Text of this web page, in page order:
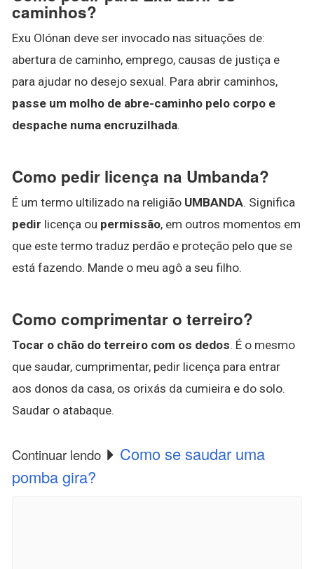
caminhos?
Exu Olónan deve ser invocado nas situações de:
abertura de caminho, emprego, causas de justiça e
para ajudar no desejo sexual. Para abrir caminhos,
passe um molho de abre-caminho pelo corpo e
despache numa encruzilhada.
Como pedir licença na Umbanda?
É um termo ultilizado na religião UMBANDA. Significa
pedir licença ou permissão, em outros momentos em
que este termo traduz perdão e proteção pelo que se
está fazendo. Mande o meu agô a seu filho.
Como comprimentar o terreiro?
Tocar o chão do terreiro com os dedos. É o mesmo
que saudar, cumprimentar, pedir licença para entrar
aos donos da casa, os orixás da cumieira e do solo.
Saudar o atabaque.
Continuar lendo
Como se saudar uma
pomba gira?